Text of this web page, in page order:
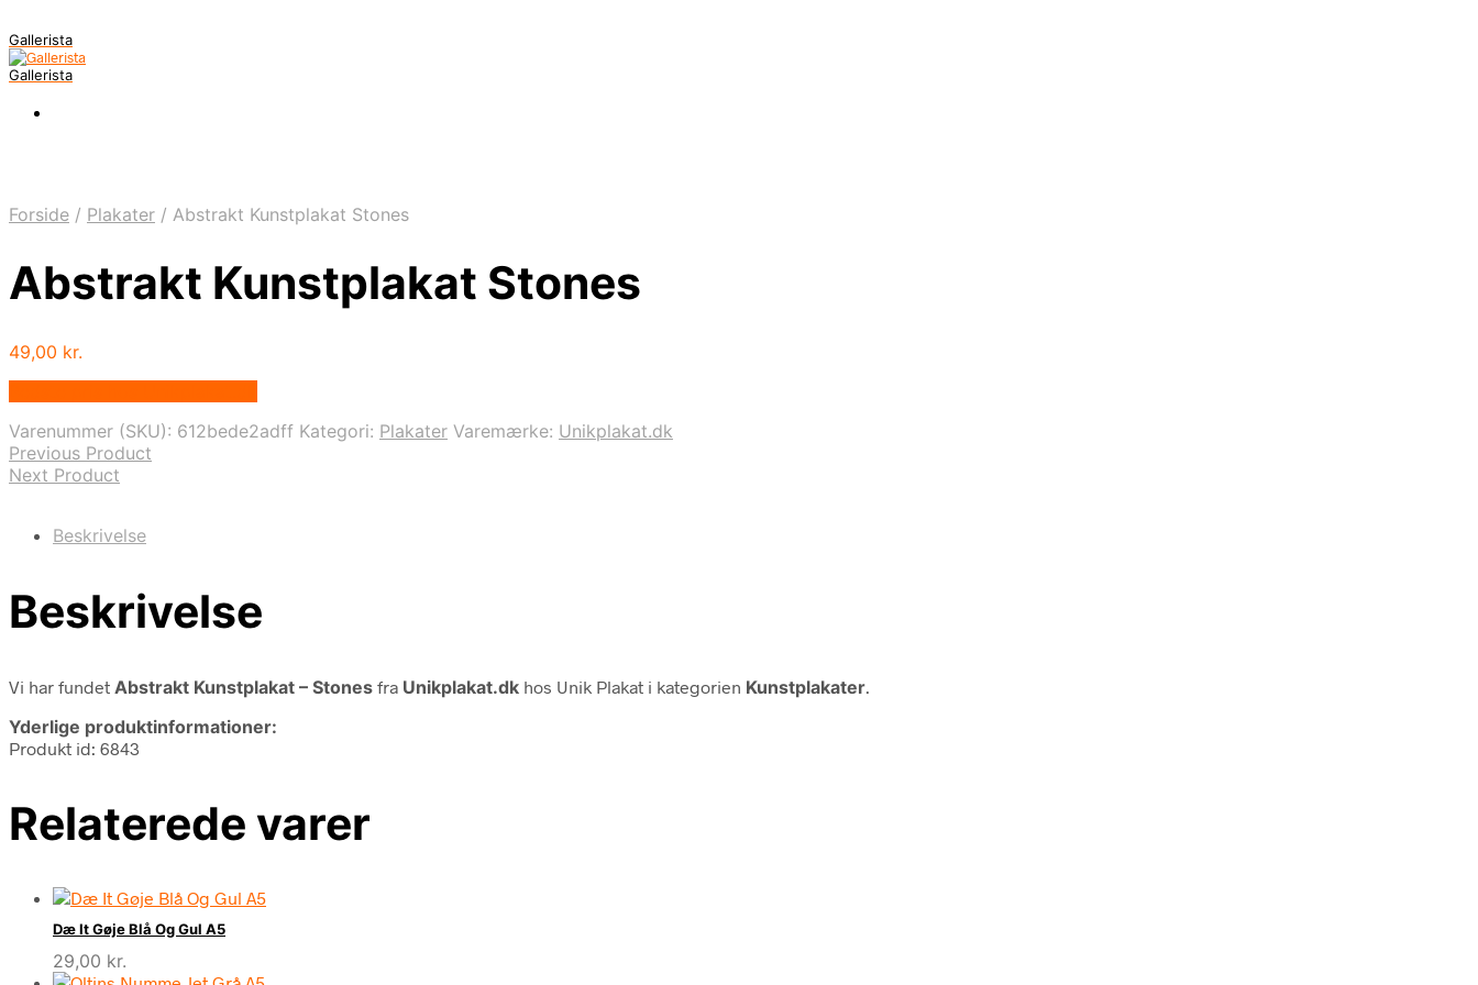
Gallerista
Gallerista
Forside / Plakater / Abstrakt Kunstplakat Stones
Abstrakt Kunstplakat Stones
49,00 kr.
Varenummer (SKU): 612bede2adff Kategori: Plakater Varemærke: Unikplakat.dk
Previous Product
Next Product
Beskrivelse
Beskrivelse
Vi har fundet Abstrakt Kunstplakat – Stones fra Unikplakat.dk hos Unik Plakat i kategorien Kunstplakater
Yderlige produktinformationer:
Produkt id: 6843
Relaterede varer
Dæ It Gøje Blå Og Gul A5
29,00 kr.